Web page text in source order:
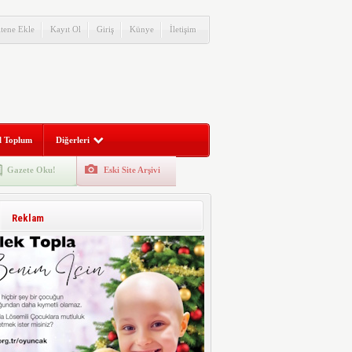
Ekle Kayıt Ol Giriş Künye İletişim
Toplum Diğerleri
Gazete Oku! Eski Site Arşivi
Reklam